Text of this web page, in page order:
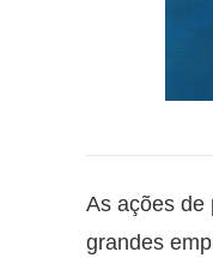
As ações de
grandes